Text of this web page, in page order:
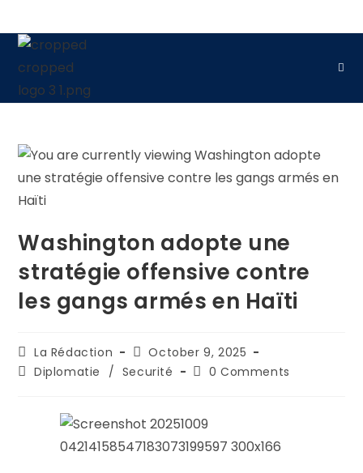
Washington adopte une
stratégie offensive contre
les gangs armés en Haïti
La Rédaction
October 9, 2025
Diplomatie
/ Securité 0 Comments